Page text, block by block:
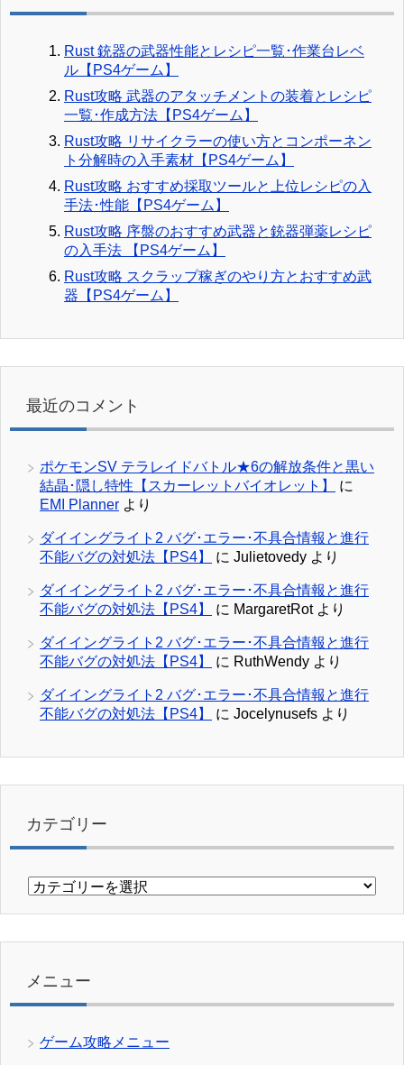
Rust 銃器の武器性能とレシピ一覧･作業台レベ
ル【PS4ゲーム】
Rust攻略 武器のアタッチメントの装着とレシピ
一覧･作成方法【PS4ゲーム】
Rust攻略 リサイクラーの使い方とコンポーネン
ト分解時の入手素材【PS4ゲーム】
Rust攻略 おすすめ採取ツールと上位レシピの入
手法･性能【PS4ゲーム】
Rust攻略 序盤のおすすめ武器と銃器弾薬レシピ
の入手法 【PS4ゲーム】
Rust攻略 スクラップ稼ぎのやり方とおすすめ武
器【PS4ゲーム】
最近のコメント
ポケモンSV テラレイドバトル★6の解放条件と黒い
結晶･隠し特性【スカーレットバイオレット】
に
EMI Planner より
ダイイングライト2 バグ･エラー･不具合情報と進行
不能バグの対処法【PS4】
に Julietovedy より
ダイイングライト2 バグ･エラー･不具合情報と進行
不能バグの対処法【PS4】
に MargaretRotより
ダイイングライト2 バグ･エラー･不具合情報と進行
不能バグの対処法【PS4】
に RuthWendy より
ダイイングライト2 バグ･エラー･不具合情報と進行
不能バグの対処法【PS4】
に Jocelynusefs より
カテゴリー
カ
リ
メニュー
ゲーム攻略メニュー